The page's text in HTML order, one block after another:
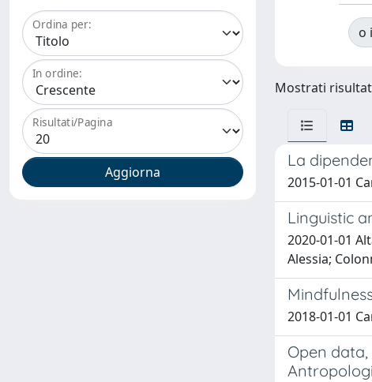
Ordina per:
In ordine:
Risultati/Pagina
o
Mostrati
La
2015-01-01
Linguistic
2020-01-01
Alessia;
2018-01-01
Open